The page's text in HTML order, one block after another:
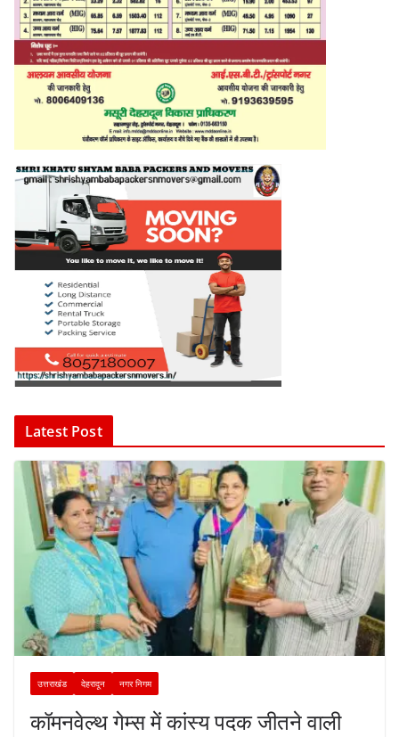
Latest Post
उत्तराखंड देहरादून नगर निगम
कॉमनवेल्थ गेम्स में कांस्य पदक जीतने वाली